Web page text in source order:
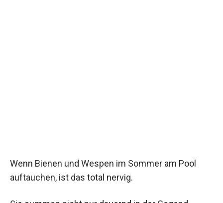
Wenn Bienen und Wespen im Sommer am Pool
auftauchen, ist das total nervig.